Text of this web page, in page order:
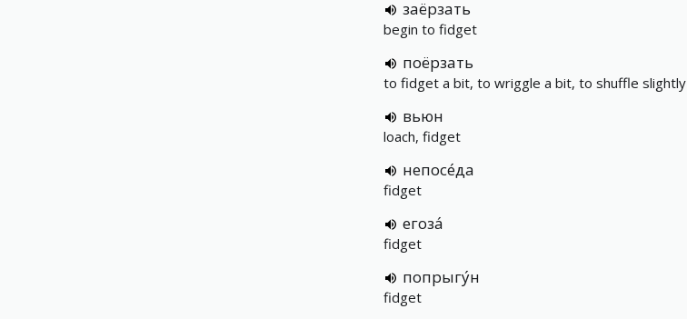
заёрзать
begin to fidget
поёрзать
to fidget a bit, to wriggle a bit, to shuffle slightly
вьюн
loach, fidget
непосе́да
fidget
егоза́
fidget
попрыгу́н
fidget